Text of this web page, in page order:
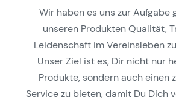
Wir haben es uns zur Aufgabe
unseren Produkten Qualität,
Leidenschaft im Vereinsleben
Unser Ziel ist es, Dir nicht nur
Produkte, sondern auch einen
Service zu bieten, damit Du Dich